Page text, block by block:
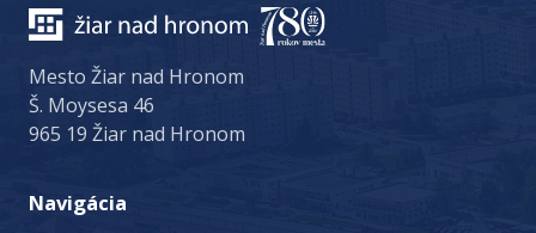
Mesto Žiar nad Hronom
Š. Moysesa 46
965 19 Žiar nad Hronom
Navigácia